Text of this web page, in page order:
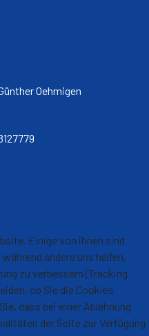
Oehmigen
Einige von ihnen sind
andere uns helfen,
zu verbessern (Tracking
ob Sie die Cookies
dass bei einer Ablehnung
der Seite zur Verfügung